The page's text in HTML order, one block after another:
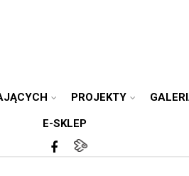
PROJEKTY
E-SKLEP